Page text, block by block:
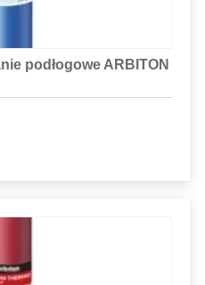
podłogowe ARBITON